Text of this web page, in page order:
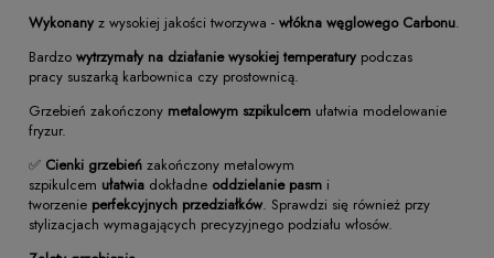
Wykonany z wysokiej jakości tworzywa - włókna węglowego Carbonu.
Bardzo wytrzymały na działanie wysokiej temperatury podczas
pracy suszarką karbownica czy prostownicą.
Grzebień zakończony metalowym szpikulcem ułatwia modelowanie
fryzur.
✅ Cienki grzebień zakończony metalowym
szpikulcem ułatwia dokładne oddzielanie pasm i
tworzenie perfekcyjnych przedziałków. Sprawdzi się również przy
stylizacjach wymagających precyzyjnego podziału włosów.